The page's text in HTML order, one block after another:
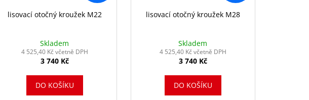
lisovací otočný kroužek M22
Skladem
4 525,40 Kč včetně DPH
3 740 Kč
DO KOŠÍKU
lisovací otočný kroužek M28
Skladem
4 525,40 Kč včetně DPH
3 740 Kč
DO KOŠÍKU